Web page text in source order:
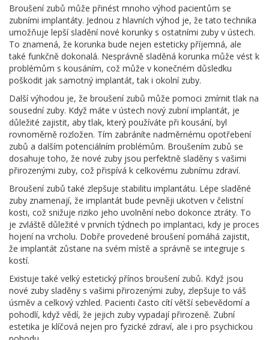
Broušení zubů může přinést mnoho výhod pacientům se
zubními implantáty. Jednou z hlavních výhod je, že tato technika
umožňuje lepší sladění nové korunky s ostatními zuby v ústech.
To znamená, že korunka bude nejen esteticky příjemná, ale
také funkčně dokonalá. Nesprávně sladěná korunka může vést k
problémům s kousáním, což může v konečném důsledku
poškodit jak samotný implantát, tak i okolní zuby.
Další výhodou je, že broušení zubů může pomoci zmírnit tlak na
sousední zuby. Když máte v ústech nový zubní implantát, je
důležité zajistit, aby tlak, který používáte při kousání, byl
rovnoměrně rozložen. Tím zabráníte nadměrnému opotřebení
zubů a dalším potenciálním problémům. Broušením zubů se
dosahuje toho, že nové zuby jsou perfektně sladěny s vašimi
přirozenými zuby, což přispívá k celkovému zubnímu zdraví.
Broušení zubů také zlepšuje stabilitu implantátu. Lépe sladěné
zuby znamenají, že implantát bude pevněji ukotven v čelistní
kosti, což snižuje riziko jeho uvolnění nebo dokonce ztráty. To
je zvláště důležité v prvních týdnech po implantaci, kdy je proces
hojení na vrcholu. Dobře provedené broušení pomáhá zajistit,
že implantát zůstane na svém místě a správně se integruje s
kostí.
Existuje také velký estetický přínos broušení zubů. Když jsou
nové zuby sladěny s vašimi přirozenými zuby, zlepšuje to váš
úsměv a celkový vzhled. Pacienti často cítí větší sebevědomí a
pohodlí, když vědí, že jejich zuby vypadají přirozeně. Zubní
estetika je klíčová nejen pro fyzické zdraví, ale i pro psychickou